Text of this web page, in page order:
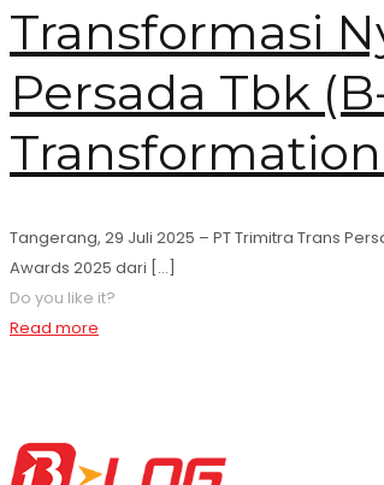
Transformasi
Persada Tbk
Tangerang, 29 Juli 2025 – PT Trimitra Trans
Awards 2025 dari […]
Do you like it?
Read more